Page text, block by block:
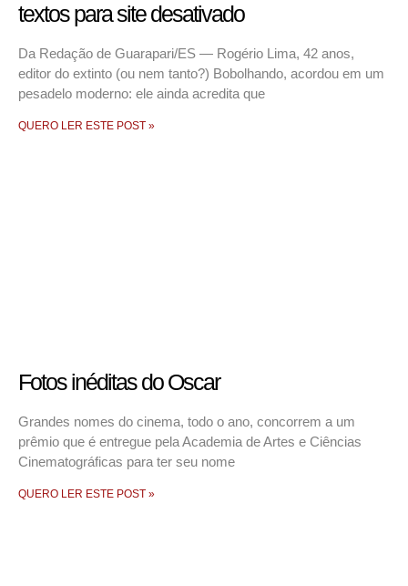
textos para site desativado
Da Redação de Guarapari/ES — Rogério Lima, 42 anos,
editor do extinto (ou nem tanto?) Bobolhando, acordou em um
pesadelo moderno: ele ainda acredita que
QUERO LER ESTE POST »
Fotos inéditas do Oscar
Grandes nomes do cinema, todo o ano, concorrem a um
prêmio que é entregue pela Academia de Artes e Ciências
Cinematográficas para ter seu nome
QUERO LER ESTE POST »